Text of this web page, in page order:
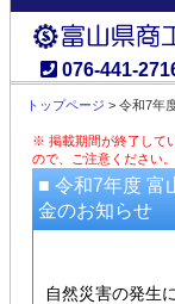
富山県商工会連合会
076-441-
トップページ > 令和7年
※ 掲載期間が終了して
ので、ご注意ください。
■ 令和7年度 富
金のお知らせ
自然災害の発生